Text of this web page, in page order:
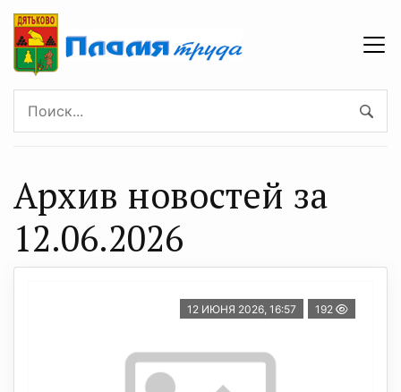
Архив новостей за
12.06.2026
12 ИЮНЯ 2026, 16:57 192